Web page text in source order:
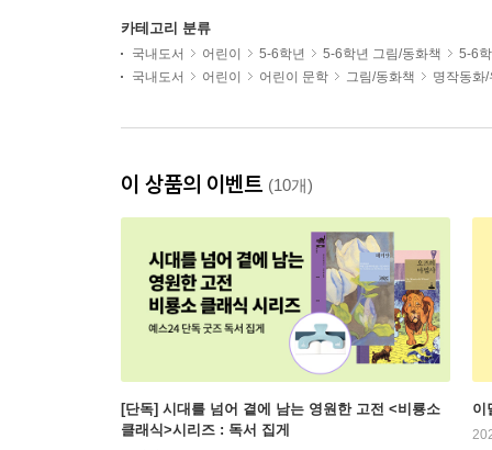
카테고리 분류
국내도서 어린이 5-6학년 5-6학년 그림/동화책
5-6
국내도서
어린이 어린이 문학 그림/동화책 명작동화/
이 상품의 이벤트 (10개)
[단독] 시대를 넘어 곁에 남는 영원한 고전 <비룡소
클래식>시리즈 : 독서 집게
이